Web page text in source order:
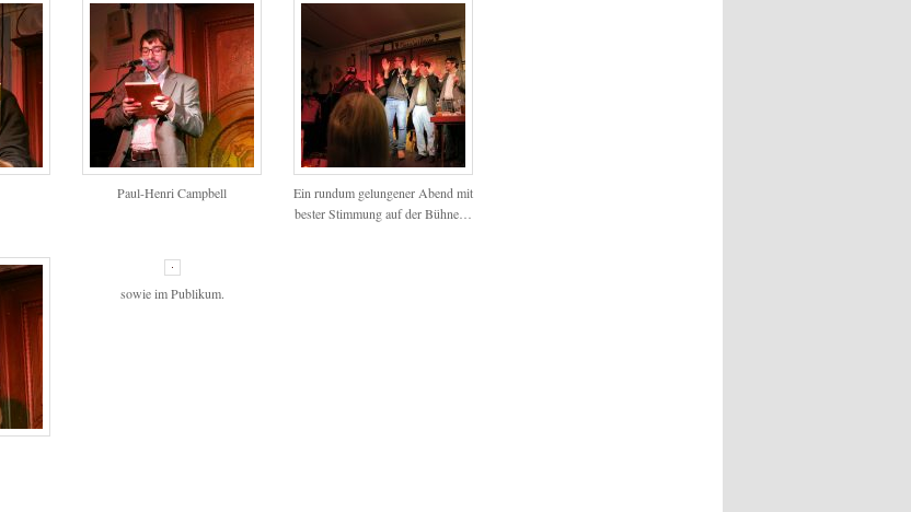
Paul-Henri Campbell
Ein rundum gelungener Abend mit
bester Stimmung auf der Bühne…
sowie im Publikum.